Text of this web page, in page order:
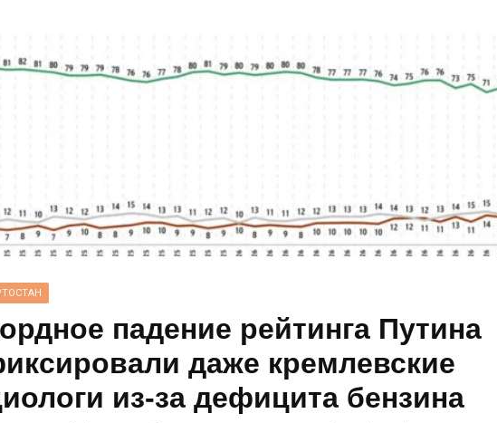
падение рейтинга Путина
даже кремлевские
из‑за дефицита бензина